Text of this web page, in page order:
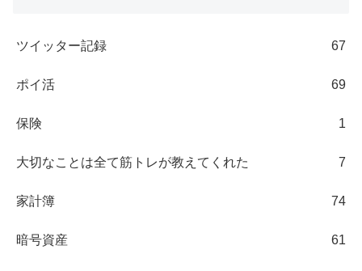
ツイッター記録 67
ポイ活 69
保険 1
大切なことは全て筋トレが教えてくれた 7
家計簿 74
暗号資産 61